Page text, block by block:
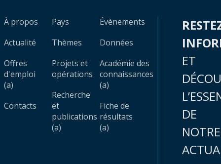
À propos
Actualité
Offres
d'emploi
(a)
Contacts
Pays
Thèmes
Projets et
opérations
Recherche
et
publications
(a)
Évènements
Données
Académie des
connaissances
(a)
Fiche de
résultats
(a)
ET
DE
NOTRE